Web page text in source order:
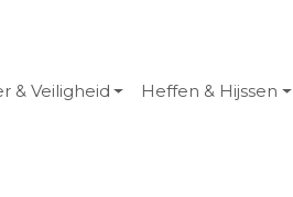
& Veiligheid Heffen & Hijssen